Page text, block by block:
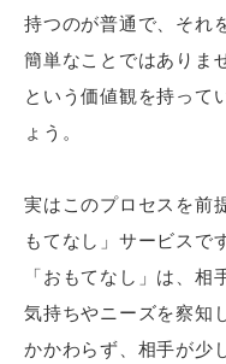
持つのが普通で、それ
簡単なことではありま
という価値観を持って
ょう。
実はこのプロセスを前
もてなし」サービスで
「おもてなし」は、
気持ちやニーズを察知
かかわらず、相手が少